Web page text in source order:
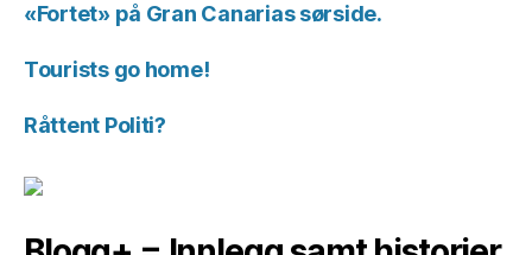
«Fortet» på Gran Canarias sørside.
Tourists go home!
Råttent Politi?